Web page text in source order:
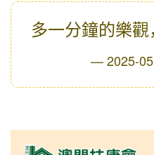
多一分鐘的樂
2025-